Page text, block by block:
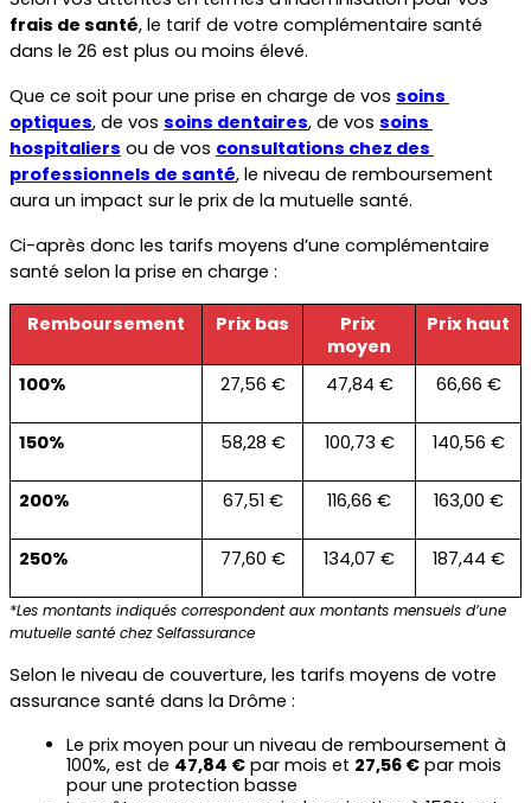
frais de santé, le tarif de votre complémentaire santé
dans le 26 est plus ou moins élevé.
Que ce soit pour une prise en charge de vos soins
optiques, de vos soins dentaires, de vos soins
hospitaliers ou de vos consultations chez des
professionnels de santé, le niveau de remboursement
aura un impact sur le prix de la mutuelle santé.
Ci-après donc les tarifs moyens d’une complémentaire
santé selon la prise en charge :
Remboursement Prix bas
Prix
moyen
Prix haut
100% 27,56 € 47,84 € 66,66 €
150% 58,28 € 100,73 € 140,56 €
200% 67,51 € 116,66 € 163,00 €
250% 77,60 € 134,07 € 187,44 €
*Les montants indiqués correspondent aux montants mensuels d’une
mutuelle santé chez Selfassurance
Selon le niveau de couverture, les tarifs moyens de votre
assurance santé dans la Drôme :
Le prix moyen pour un niveau de remboursement à
100%, est de 47,84 € par mois et 27,56 € par mois
pour une protection basse